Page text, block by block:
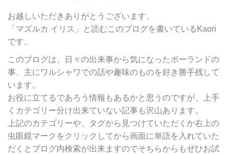
テ
ゴ
ー
別
検
索
お越しいただきありがとうございます。
「マズルカ イリス」と読むこのブログを書いているKaori
です。
このブログは、日々の出来事から気になったポーランドの
事、主にワルシャワでの話や趣味のものを好き勝手残して
います。
お役に立てるであろう情報もあるかと思うのですが、上手
くカテゴリー分け出来ていない記事も沢山あります。
上記のカテゴリーや、タグから見つけていただくか右上の
虫眼鏡マークをクリックしてから画面に単語を入れていた
だくとブログ内検索が出来ますのでそちらからもぜひお試